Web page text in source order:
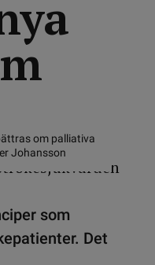
om palliativa
Johansson
som
Det